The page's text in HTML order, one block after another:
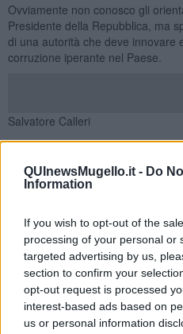
QUInewsMugello.it - Do
Information
If you wish to opt-out of the
processing of your personal or
targeted advertising by us,
section to confirm your
opt-out request is processed
interest-based ads based on
us or personal information
Ovviamente non conosco gli
Presidente della Repubblica, ma
di una autorità che deve innovare
corruzione iperante nel Paese.
Salvatore Calleri
Se vuoi leggere le notizie
Newsletter QUInews -
alle 20:00 direttamente nella tua
Basta cliccareQUI
Ti potrebbe interessare